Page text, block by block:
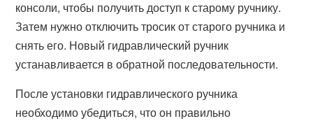
консоли, чтобы получить доступ к старому ручнику.
Затем нужно отключить тросик от старого ручника и
снять его. Новый гидравлический ручник
устанавливается в обратной последовательности.
После установки гидравлического ручника
необходимо убедиться, что он правильно